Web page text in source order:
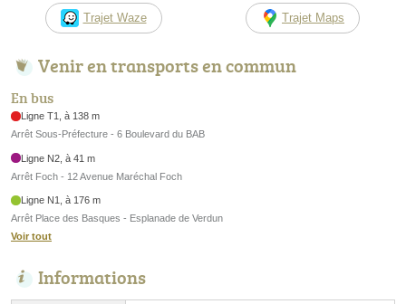
Trajet Waze Trajet Maps
Venir en transports en commun
En bus
Ligne T1, à 138 m
Arrêt Sous-Préfecture - 6 Boulevard du BAB
Ligne N2, à 41 m
Arrêt Foch - 12 Avenue Maréchal Foch
Ligne N1, à 176 m
Arrêt Place des Basques - Esplanade de Verdun
Voir tout
Informations